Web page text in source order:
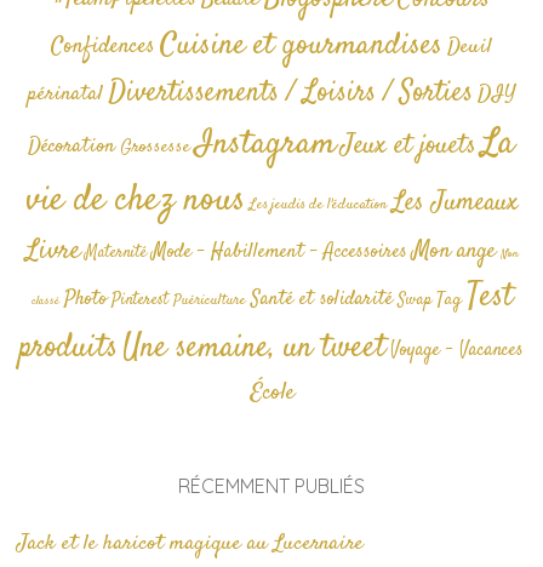
Confidences Cuisine et gourmandises Deuil
périnatalDivertissements / Loisirs / SortiesDIY
Décoration GrossesseInstagramJeux et jouetsLa
vie de chez nous Les jeudis de l'éducation Les Jumeaux
Livre Maternité Mode - Habillement - AccessoiresMon ange Non
classé Photo Pinterest Puériculture Santé et solidarité Swap TagTest
produitsUne semaine, un tweetVoyage - Vacances
École
RÉCEMMENT PUBLIÉS
Jack et le haricot magique au Lucernaire